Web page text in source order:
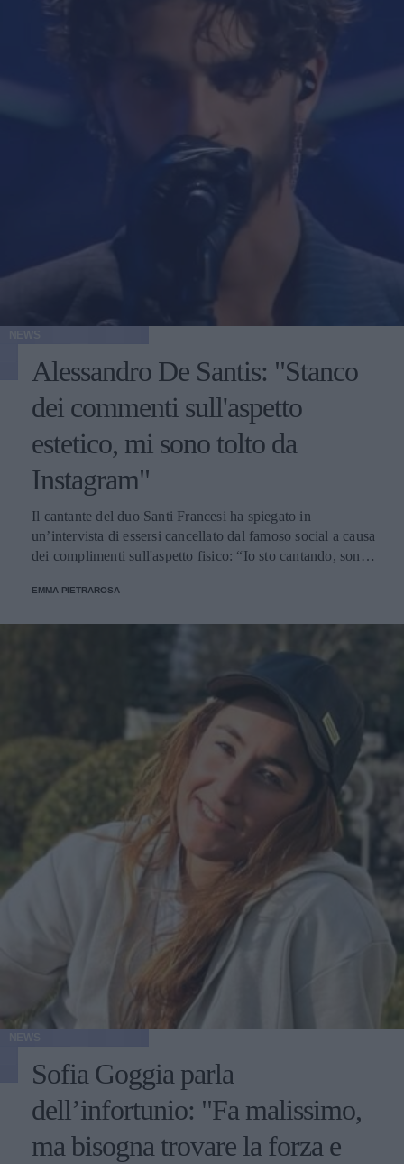
Alessandro De Santis: "Stanco
dei commenti sull'aspetto
estetico, mi sono tolto da
Instagram"
Il cantante del duo Santi Francesi ha spiegato in
un’intervista di essersi cancellato dal famoso social a causa
dei complimenti sull'aspetto fisico: “Io sto cantando, sono
EMMA PIETRAROSA
Sofia Goggia parla
dell’infortunio: "Fa malissimo,
ma bisogna trovare la forza e